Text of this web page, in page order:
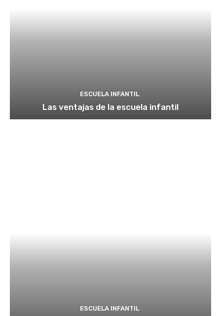
ESCUELA INFANTIL
Las ventajas de la escuela infantil
ESCUELA INFANTIL